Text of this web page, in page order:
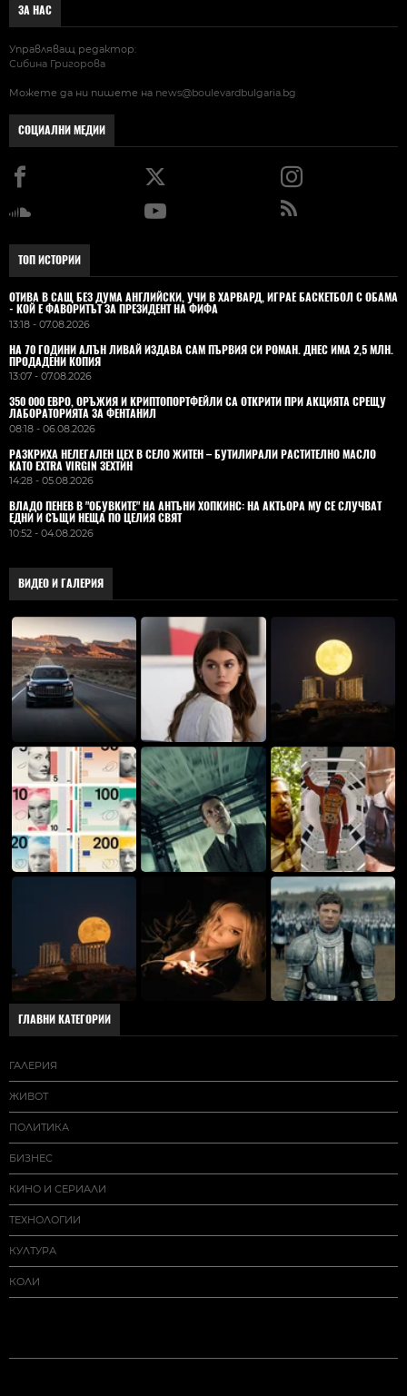
ЗА НАС
Управляващ редактор:
Сибина Григорова
Можете да ни пишете на news@boulevardbulgaria.bg
СОЦИАЛНИ МЕДИИ
ТОП ИСТОРИИ
ОТИВА В САЩ БЕЗ ДУМА АНГЛИЙСКИ, УЧИ В ХАРВАРД, ИГРАЕ БАСКЕТБОЛ С ОБАМА
- КОЙ Е ФАВОРИТЪТ ЗА ПРЕЗИДЕНТ НА ФИФА
13:18 - 07.08.2026
НА 70 ГОДИНИ АЛЪН ЛИВАЙ ИЗДАВА САМ ПЪРВИЯ СИ РОМАН. ДНЕС ИМА 2,5 МЛН.
ПРОДАДЕНИ КОПИЯ
13:07 - 07.08.2026
350 000 ЕВРО, ОРЪЖИЯ И КРИПТОПОРТФЕЙЛИ СА ОТКРИТИ ПРИ АКЦИЯТА СРЕЩУ
ЛАБОРАТОРИЯТА ЗА ФЕНТАНИЛ
08:18 - 06.08.2026
РАЗКРИХА НЕЛЕГАЛЕН ЦЕХ В СЕЛО ЖИТЕН – БУТИЛИРАЛИ РАСТИТЕЛНО МАСЛО
КАТО EXTRA VIRGIN ЗЕХТИН
14:28 - 05.08.2026
ВЛАДO ПЕНЕВ В "ОБУВКИТЕ" НА АНТЪНИ ХОПКИНС: НА АКТЬОРА МУ СЕ СЛУЧВАТ
ЕДНИ И СЪЩИ НЕЩА ПО ЦЕЛИЯ СВЯТ
10:52 - 04.08.2026
ВИДЕО И ГАЛЕРИЯ
ГЛАВНИ КАТЕГОРИИ
ГАЛЕРИЯ
ЖИВОТ
ПОЛИТИКА
БИЗНЕС
КИНО И СЕРИАЛИ
ТЕХНОЛОГИИ
КУЛТУРА
КОЛИ